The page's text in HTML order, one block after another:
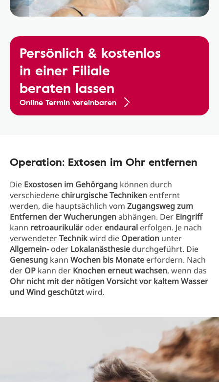
Persönlich & kostenlos
in einer Filiale
beraten lassen
Online Termin vereinbaren
Operation: Extosen im Ohr entfernen
Die Exostosen im Gehörgang können durch
verschiedene chirurgische Techniken entfernt
werden, die hauptsächlich vom Zugangsweg zum
Entfernen der Wucherungenabhängen. Der Eingriff
kann retroaurikulär oder endaural erfolgen. Je nach
verwendeterTechnikwird die Operation unter
Allgemein-oder Lokalanästhesie durchgeführt. Die
Genesung kann Wochen bis Monate erfordern. Nach
der OP kann der Knochen erneut wachsen, wenn das
Ohr nicht mit der nötigen Vorsicht vor kaltem Wasser
und Wind geschütztwird.